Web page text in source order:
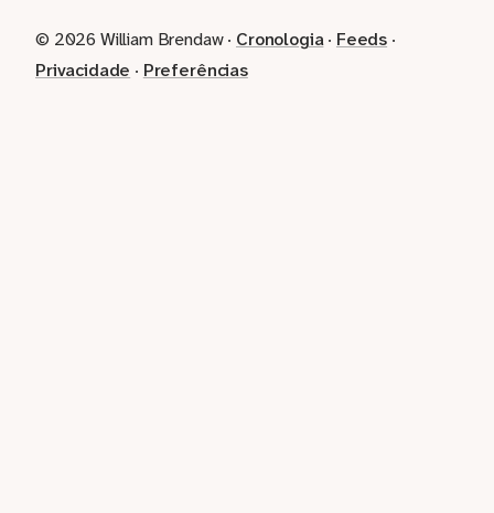
© 2026 William Brendaw · Cronologia· Feeds ·
Privacidade · Preferências